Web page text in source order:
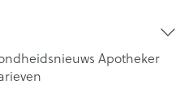
Apotheker